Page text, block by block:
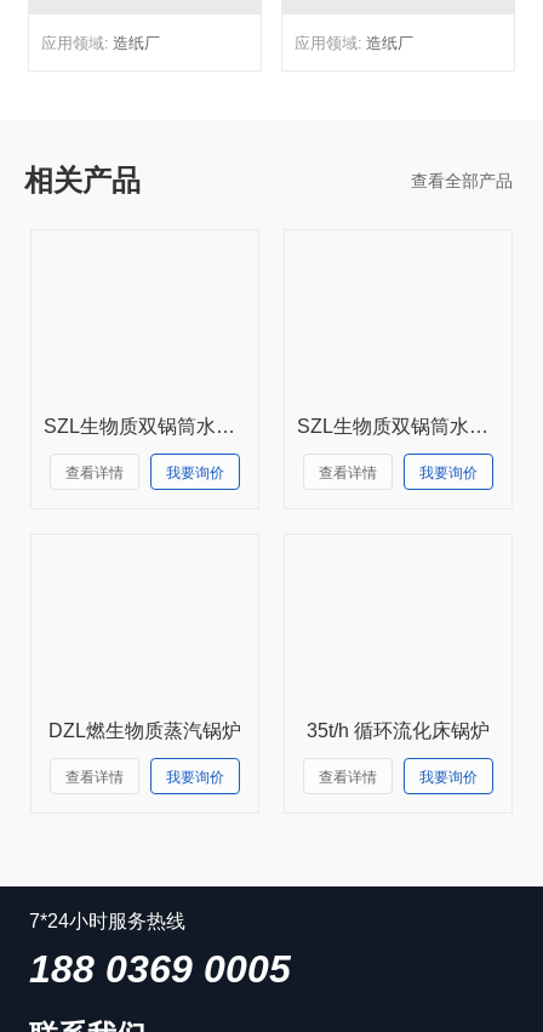
应用领域: 造纸厂 应用领域: 造纸厂
相关产品 查看全部产品
SZL生物质双锅筒水管热水锅炉
查看详情 我要询价
SZL生物质双锅筒水管蒸汽锅炉
查看详情 我要询价
DZL燃生物质蒸汽锅炉
查看详情 我要询价
35t/h 循环流化床锅炉
查看详情 我要询价
7*24小时服务热线
188 0369 0005